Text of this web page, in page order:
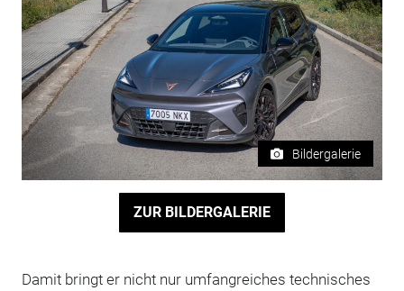
Bildergalerie
ZUR BILDERGALERIE
Damit bringt er nicht nur umfangreiches technisches